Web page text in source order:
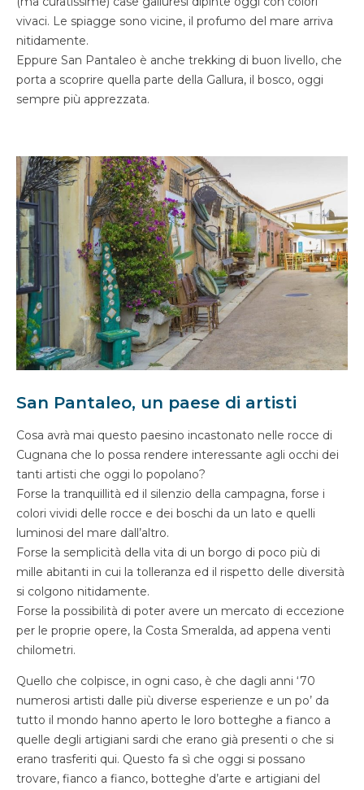
vivaci. Le spiagge sono vicine, il profumo del mare arriva
nitidamente.
Eppure San Pantaleo è anche trekking di buon livello, che
porta a scoprire quella parte della Gallura, il bosco, oggi
sempre più apprezzata.
San Pantaleo, un paese di artisti
Cosa avrà mai questo paesino incastonato nelle rocce di
Cugnana che lo possa rendere interessante agli occhi dei
tanti artisti che oggi lo popolano?
Forse la tranquillità ed il silenzio della campagna, forse i
colori vividi delle rocce e dei boschi da un lato e quelli
luminosi del mare dall’altro.
Forse la semplicità della vita di un borgo di poco più di
mille abitanti in cui la tolleranza ed il rispetto delle diversità
si colgono nitidamente.
Forse la possibilità di poter avere un mercato di eccezione
per le proprie opere, la Costa Smeralda, ad appena venti
chilometri.
Quello che colpisce, in ogni caso, è che dagli anni ‘70
numerosi artisti dalle più diverse esperienze e un po’ da
tutto il mondo hanno aperto le loro botteghe a fianco a
quelle degli artigiani sardi che erano già presenti o che si
erano trasferiti qui. Questo fa sì che oggi si possano
trovare, fianco a fianco, botteghe d’arte e artigiani del